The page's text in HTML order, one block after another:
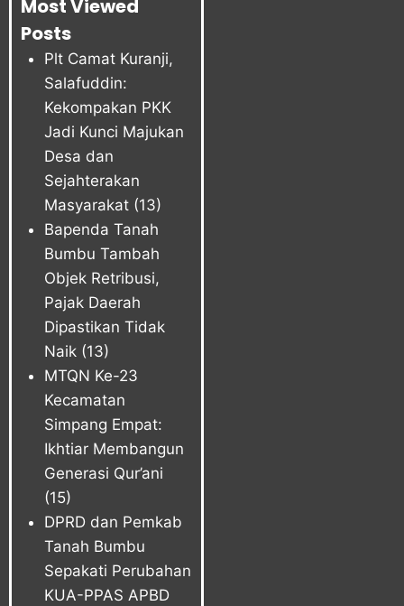
Most Viewed
Posts
Plt Camat Kuranji,
Salafuddin:
Kekompakan PKK
Jadi Kunci Majukan
Desa dan
Sejahterakan
Masyarakat (13)
Bapenda Tanah
Bumbu Tambah
Objek Retribusi,
Pajak Daerah
Dipastikan Tidak
Naik (13)
MTQN Ke-23
Kecamatan
Simpang Empat:
Ikhtiar Membangun
Generasi Qur’ani
(15)
DPRD dan Pemkab
Tanah Bumbu
Sepakati Perubahan
KUA-PPAS APBD